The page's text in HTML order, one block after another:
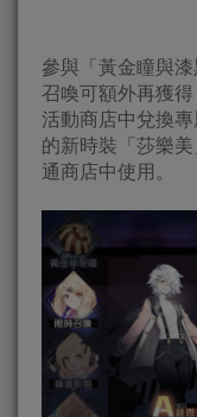
參與「黃金瞳與
召喚可額外再獲
活動商店中兌換
的新時裝「莎樂
通商店中使用。